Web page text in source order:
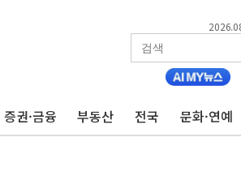
증권·금융 부동산 전국 문화·연예
트너스 흡수합병…비대면 영상서비스 경쟁력 강
, 임직원 가족 직업체험 프로그램 진행
직접 만든다…삼성전자 2나노 수주 '촉각'
과열...민주당 선관위 "불법 선거운동·방해